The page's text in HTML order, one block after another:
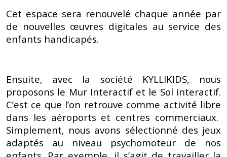
Cet espace sera renouvelé chaque année par
de nouvelles œuvres digitales au service des
enfants handicapés.
Ensuite, avec la société KYLLIKIDS, nous
proposons le Mur Interactif et le Sol interactif.
C’est ce que l’on retrouve comme activité libre
dans les aéroports et centres commerciaux.
Simplement, nous avons sélectionné des jeux
adaptés au niveau psychomoteur de nos